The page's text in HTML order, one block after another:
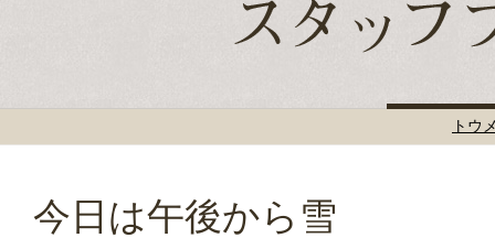
トウ
今日は午後から雪